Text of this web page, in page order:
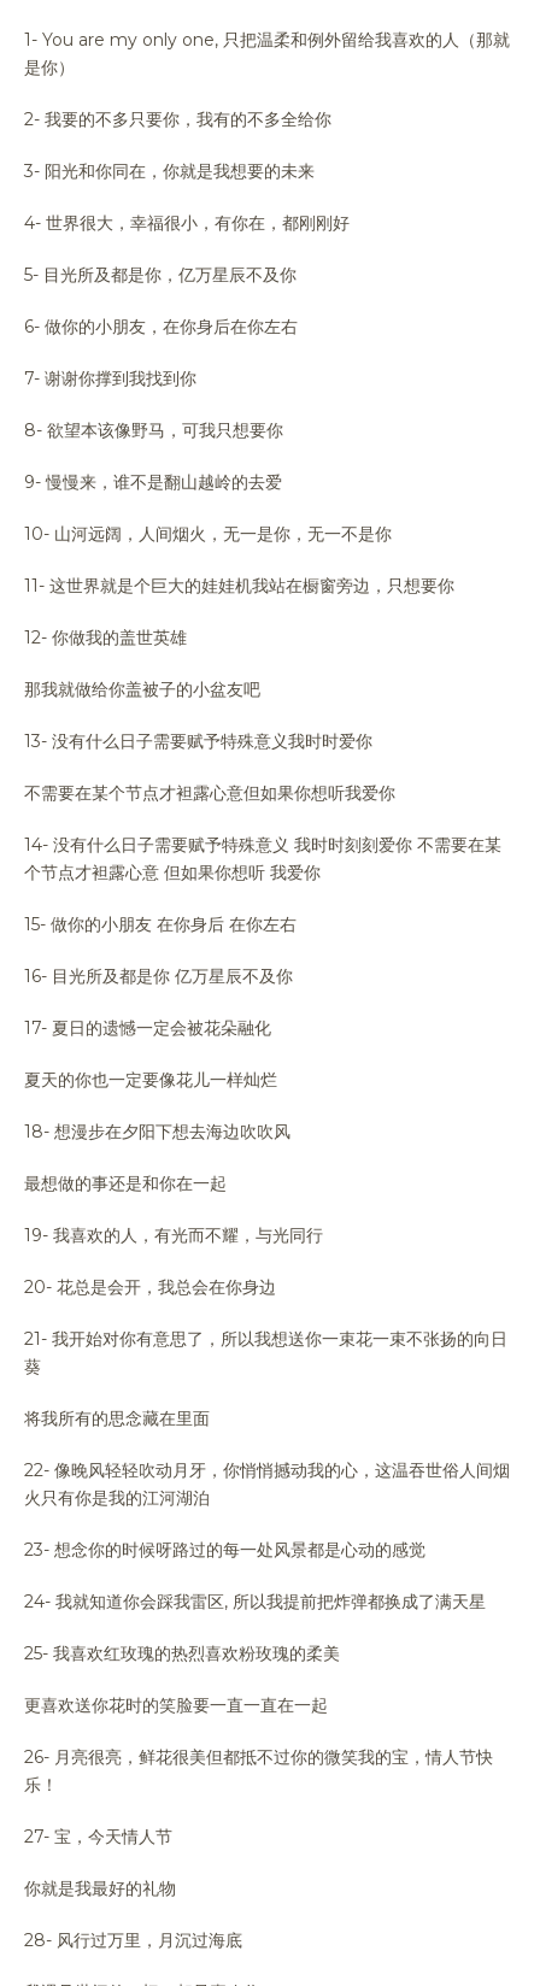
1- You are my only one, 只把温柔和例外留给我喜欢的人（那就
是你）
2- 我要的不多只要你，我有的不多全给你
3- 阳光和你同在，你就是我想要的未来
4- 世界很大，幸福很小，有你在，都刚刚好
5- 目光所及都是你，亿万星辰不及你
6- 做你的小朋友，在你身后在你左右
7- 谢谢你撑到我找到你
8- 欲望本该像野马，可我只想要你
9- 慢慢来，谁不是翻山越岭的去爱
10- 山河远阔，人间烟火，无一是你，无一不是你
11- 这世界就是个巨大的娃娃机我站在橱窗旁边，只想要你
12- 你做我的盖世英雄
那我就做给你盖被子的小盆友吧
13- 没有什么日子需要赋予特殊意义我时时爱你
不需要在某个节点才袒露心意但如果你想听我爱你
14- 没有什么日子需要赋予特殊意义 我时时刻刻爱你 不需要在某
个节点才袒露心意 但如果你想听 我爱你
15- 做你的小朋友 在你身后 在你左右
16- 目光所及都是你 亿万星辰不及你
17- 夏日的遗憾一定会被花朵融化
夏天的你也一定要像花儿一样灿烂
18- 想漫步在夕阳下想去海边吹吹风
最想做的事还是和你在一起
19- 我喜欢的人，有光而不耀，与光同行
20- 花总是会开，我总会在你身边
21- 我开始对你有意思了，所以我想送你一束花一束不张扬的向日
葵
将我所有的思念藏在里面
22- 像晚风轻轻吹动月牙，你悄悄撼动我的心，这温吞世俗人间烟
火只有你是我的江河湖泊
23- 想念你的时候呀路过的每一处风景都是心动的感觉
24- 我就知道你会踩我雷区, 所以我提前把炸弹都换成了满天星
25- 我喜欢红玫瑰的热烈喜欢粉玫瑰的柔美
更喜欢送你花时的笑脸要一直一直在一起
26- 月亮很亮，鲜花很美但都抵不过你的微笑我的宝，情人节快
乐！
27- 宝，今天情人节
你就是我最好的礼物
28- 风行过万里，月沉过海底